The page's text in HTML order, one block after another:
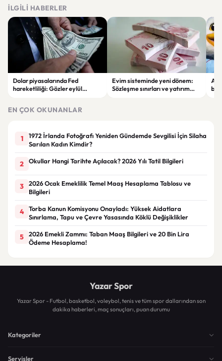
İLGILI HABERLER
Dolar piyasalarında Fed
hareketliliği: Gözler eylül
Evim sisteminde yeni dönem:
Sözleşme sınırları ve yatırım
EN ÇOK OKUNANLAR
1
1972 İrlanda Fotoğrafı Yeniden Gündemde Sevgilisi İçin Silaha
Sarılan Kadın Kimdir?
2 Okullar Hangi Tarihte Açılacak? 2026 Yılı Tatil Bilgileri
3
2026 Ocak Emeklilik Temel Maaş Hesaplama Tablosu ve
Bilgileri
4
Torba Kanun Komisyonu Onayladı: Yüksek Aidatlara
Sınırlama, Tapu ve Çevre Yasasında Köklü Değişiklikler
5
2026 Emekli Zammı: Taban Maaş Bilgileri ve 20 Bin Lira
Ödeme Hesaplama!
Yazar Spor
Yazar Spor - Futbol, basketbol, voleybol, tenis ve tüm spor dallarından son
dakika haberleri, maç sonuçları, puan durumu
Kategoriler
Servisler